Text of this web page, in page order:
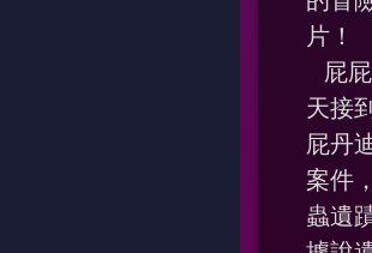
片！
屁
天接
屁丹
案件
蟲遺